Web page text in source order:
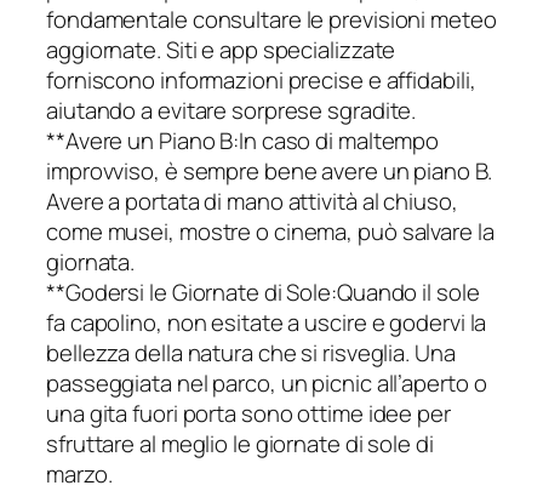
fondamentale consultare le previsioni meteo
aggiornate. Siti e app specializzate
forniscono informazioni precise e affidabili,
aiutando a evitare sorprese sgradite.
**Avere un Piano B:In caso di maltempo
improvviso, è sempre bene avere un piano B.
Avere a portata di mano attività al chiuso,
come musei, mostre o cinema, può salvare la
giornata.
**Godersi le Giornate di Sole:Quando il sole
fa capolino, non esitate a uscire e godervi la
bellezza della natura che si risveglia. Una
passeggiata nel parco, un picnic all’aperto o
una gita fuori porta sono ottime idee per
sfruttare al meglio le giornate di sole di
marzo.